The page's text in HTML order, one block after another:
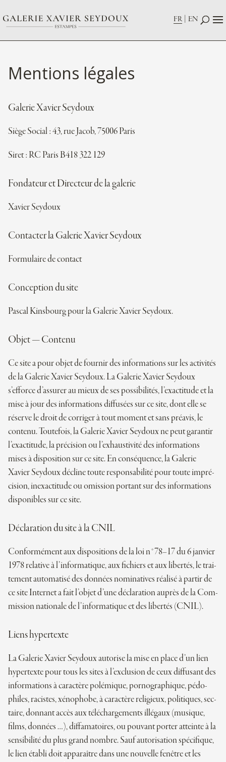
FR EN
Mentions légales
Galerie Xavier Seydoux
Siège Social : 43, rue Jacob, 75006 Paris
Siret : RC Paris B418 322 129
Fon­da­teur et Direc­teur de la galerie
Xavier Seydoux
Contac­ter la Galerie Xavier Seydoux
For­mu­laire de contact
Concep­tion du site
Pas­cal Kins­bourg pour la Galerie Xavier Seydoux.
Objet — Contenu
Ce site a pour objet de four­nir des infor­ma­tions sur les acti­vi­tés
de la Galerie Xavier Seydoux. La Galerie Xavier Seydoux
s’efforce d’assurer au mieux de ses pos­si­bi­li­tés, l’exactitude et la
mise à jour des infor­ma­tions dif­fu­sées sur ce site, dont elle se
réserve le droit de cor­ri­ger à tout moment et sans pré­avis, le
contenu. Tou­te­fois, la Galerie Xavier Seydoux ne peut garan­tir
l’exactitude, la pré­ci­sion ou l’exhaustivité des infor­ma­tions
mises à dis­po­si­tion sur ce site. En conséquence, la Galerie
Xavier Seydoux décline toute res­pon­sa­bi­lité pour toute impré­
ci­sion, inexac­ti­tude ou omis­sion por­tant sur des infor­ma­tions
dis­po­nibles sur ce site.
Décla­ra­tion du site à laCNIL
Confor­mé­ment aux dis­po­si­tions de la loi n°78–17 du 6 jan­vier
1978 rela­tive à l’informatique, aux fichiers et aux liber­tés, le trai­
te­ment auto­ma­tisé des don­nées nomi­na­tives réa­lisé à par­tir de
ce site Inter­net a fait l’objet d’une décla­ra­tion auprès de la Com­
mis­sion natio­nale de l’informatique et des liber­tés (CNIL).
Liens hyper­texte
La Galerie Xavier Seydoux auto­rise la mise en place d’un lien
hyper­texte pour tous les sites à l’exclusion de ceux dif­fu­sant des
infor­ma­tions à carac­tère polé­mique, por­no­gra­phique, pédo­
philes, racistes, xéno­phobe, à carac­tère reli­gieux, poli­tiques, sec­
taire, don­nant accès aux télé­char­ge­ments illé­gaux (musique,
films, don­nées …), dif­fa­ma­toires, ou pou­vant por­ter atteinte à la
sen­si­bi­lité du plus grand nombre. Sauf auto­ri­sa­tion spé­ci­fique,
le lien établi doit appa­raître dans une nou­velle fenêtre et les